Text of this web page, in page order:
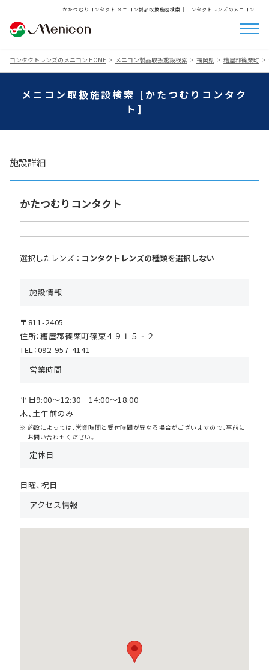
かたつむりコンタクト メニコン製品取扱施設検索│コンタクトレンズのメニコン
コンタクトレンズのメニコン HOME メニコン製品取扱施設検索 福岡県 糟屋郡篠栗町
メニコン取扱施設検索 [かたつむりコンタク
ト]
施設詳細
かたつむりコンタクト
選択したレンズ ： コンタクトレンズの種類を選択しない
施設情報
〒811-2405
住所：糟屋郡篠栗町篠栗４９１５‐２
TEL：092-957-4141
営業時間
平日9:00〜12:30 14:00〜18:00
木、土午前のみ
施設によっては、営業時間と受付時間が異なる場合がございますので、事前に
お問い合わせください。
定休日
日曜、祝日
アクセス情報